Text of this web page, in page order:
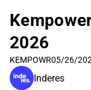
2026
KEMPOWR05/26/
Inderes